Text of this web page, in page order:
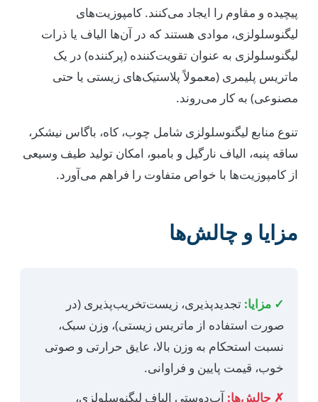
پیچیده و مقاوم را ایجاد می‌کنند. کامپوزیت‌های
لیگنوسلولزی، موادی هستند که در آن‌ها الیاف یا ذرات
لیگنوسلولزی به عنوان تقویت‌کننده (پرکننده) در یک
ماتریس پلیمری (معمولاً پلاستیک‌های زیستی یا حتی
مصنوعی) به کار می‌روند.
تنوع منابع لیگنوسلولزی شامل چوب، کاه، باگاس نیشکر،
ساقه پنبه، الیاف نارگیل و بامبو، امکان تولید طیف وسیعی
از کامپوزیت‌ها با خواص متفاوت را فراهم می‌آورد.
مزایا و چالش‌ها
✓ مزایا: تجدیدپذیری، زیست‌تخریب‌پذیری (در
صورت استفاده از ماتریس زیستی)، وزن سبک،
نسبت استحکام به وزن بالا، عایق حرارتی و صوتی
خوب، قیمت پایین و فراوانی.
✗ چالش‌ها: آب‌دوستی الیاف لیگنوسلولزی،